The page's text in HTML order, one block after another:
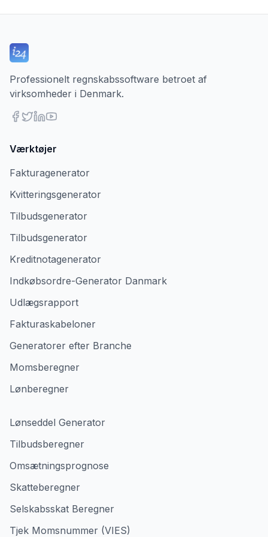
Professionelt regnskabssoftware betroet af
virksomheder i Denmark.
Værktøjer
Fakturagenerator
Kvitteringsgenerator
Tilbudsgenerator
Tilbudsgenerator
Kreditnotagenerator
Indkøbsordre-Generator Danmark
Udlægsrapport
Fakturaskabeloner
Generatorer efter Branche
Momsberegner
Lønberegner
Lønseddel Generator
Tilbudsberegner
Omsætningsprognose
Skatteberegner
Selskabsskat Beregner
Tjek Momsnummer (VIES)